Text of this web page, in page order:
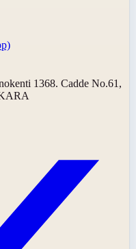
1368. Cadde No.61,